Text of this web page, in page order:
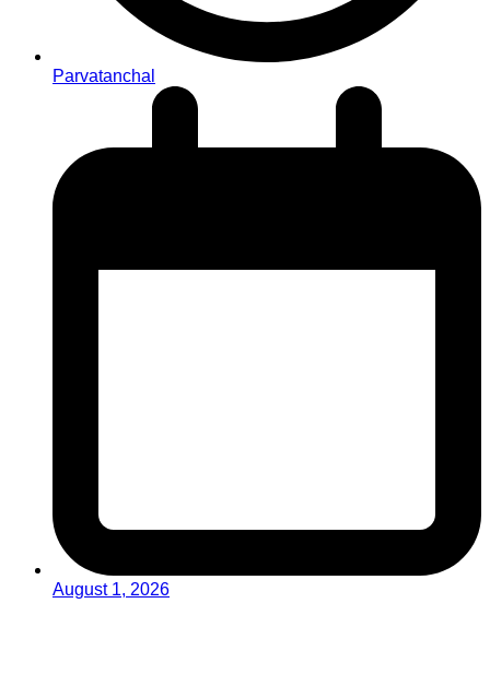
Parvatanchal
August 1, 2026